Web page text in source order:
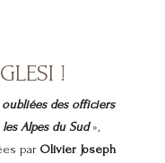
!
des officiers
Alpes du Sud»,
par Olivier Joseph